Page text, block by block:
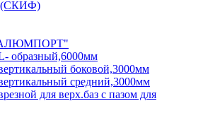
(СКИФ)
образный,6000мм
боковой,3000мм
средний,3000мм
для верх.баз с пазом для